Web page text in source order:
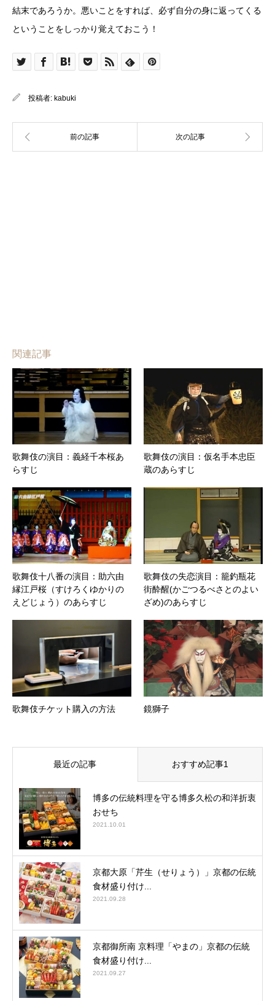
結末であろうか。悪いことをすれば、必ず自分の身に返ってくる
ということをしっかり覚えておこう！
投稿者: kabuki
関連記事
歌舞伎の演目：義経千本桜あ
らすじ
歌舞伎の演目：仮名手本忠臣
蔵のあらすじ
歌舞伎十八番の演目：助六由
縁江戸桜（すけろくゆかりの
えどじょう）のあらすじ
歌舞伎の失恋演目：籠釣瓶花
街酔醒(かごつるべさとのよい
ざめ)のあらすじ
歌舞伎チケット購入の方法 鏡獅子
最近の記事 おすすめ記事1
博多の伝統料理を守る博多久松の和洋折衷
おせち
2021.10.01
京都大原「芹生（せりょう）」京都の伝統
食材盛り付け...
2021.09.28
京都御所南 京料理「やまの」京都の伝統
食材盛り付け...
2021.09.27